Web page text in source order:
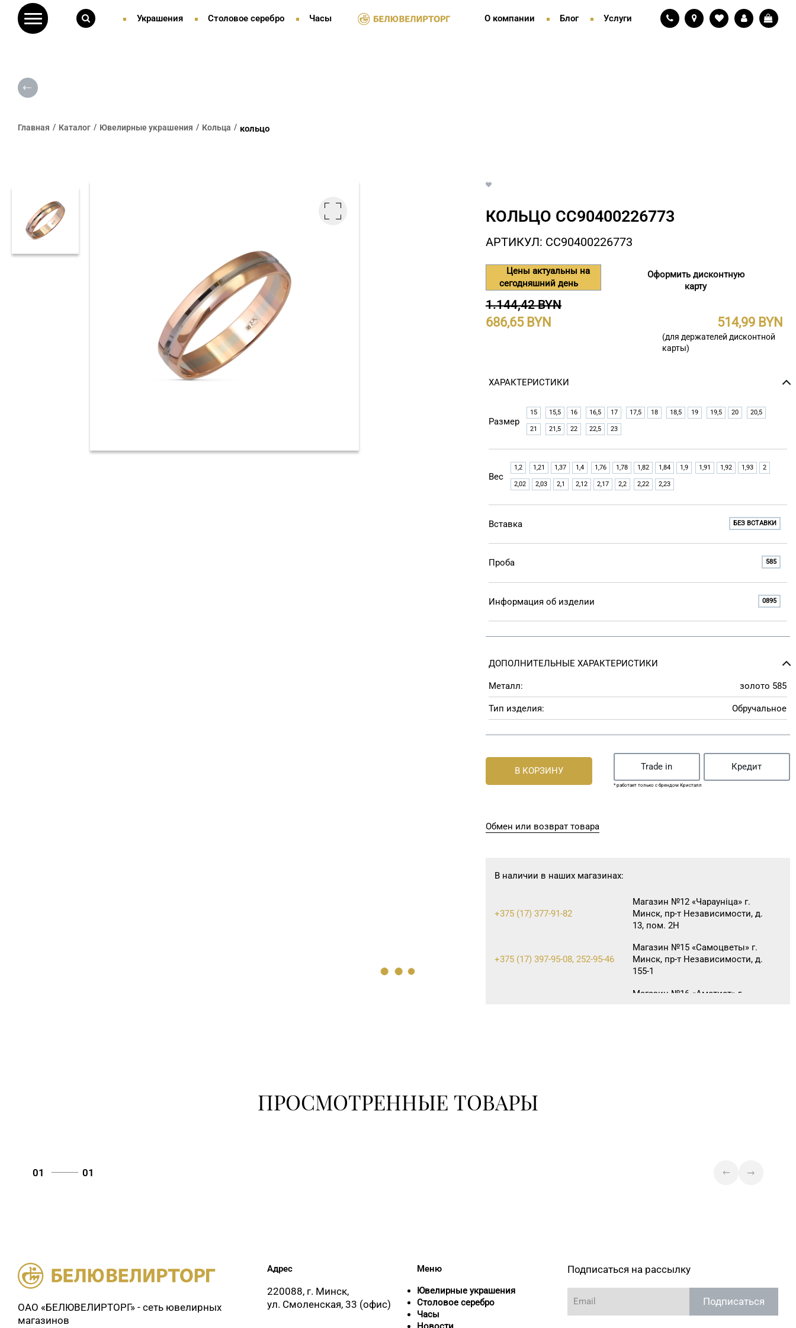
Украшения Столовое серебро Часы О компании Блог Услуги
Главная Каталог Ювелирные украшения Кольца кольцо
КОЛЬЦО СC90400226773
АРТИКУЛ: СC90400226773
Цены актуальны на
сегодняшний день
Оформить дисконтную
карту
1.144,42 BYN
686,65 514,99
(для держателей дисконтной
карты)
ХАРАКТЕРИСТИКИ
Размер
15 15,5 16 16,5 17 17,5 18 18,5 19 19,5 20 20,5
21 21,5 22 22,5 23
Вес
1,2 1,21 1,37 1,4 1,76 1,78 1,82 1,84 1,9 1,91 1,92 1,93 2
2,02 2,03 2,1 2,12 2,17 2,2 2,22 2,23
Вставка БЕЗ ВСТАВКИ
Проба 585
Информация об изделии 0895
ДОПОЛНИТЕЛЬНЫЕ ХАРАКТЕРИСТИКИ
Металл: золото 585
Тип изделия: Обручальное
В КОРЗИНУ Trade in Кредит
* работает только с брендом Кристалл
Обмен или возврат товара
В наличии в наших магазинах:
+375 (17) 377-91-82
Магазин №12 «Чараунiца» г.
Минск, пр-т Независимости, д.
13, пом. 2Н
+375 (17) 397-95-08, 252-95-46
Магазин №15 «Самоцветы» г.
Минск, пр-т Независимости, д.
155-1
Магазин №16 «Аметист» г.
+375 (17) 360-05-73, 395-48-04
Магазин №44 «Кристалл» г.
+375 (17) 393-83-05, 338-23-34,
ПРОСМОТРЕННЫЕ ТОВАРЫ
01 01
ОАО «БЕЛЮВЕЛИРТОРГ» - сеть ювелирных
магазинов
Адрес
220088, г. Минск,
ул. Смоленская, 33 (офис)
Меню
Ювелирные украшения
Столовое серебро
Часы
Подписаться на рассылку
Подписаться